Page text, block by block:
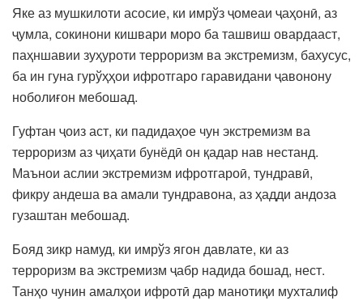
Яке аз мушкилоти асосие, ки имрўз ҷомеаи ҷаҳонӣ, аз
ҷумла, сокинони кишвари моро ба ташвиш овардааст,
паҳншавии зуҳуроти терроризм ва экстремизм, бахусус,
ба ин гуна гурўҳҳои ифротгаро гаравидани ҷавонону
ноболиғон мебошад.
Гуфтан ҷоиз аст, ки падидаҳое чун экстремизм ва
терроризм аз ҷиҳати бунёдӣ он қадар нав нестанд.
Маънои аслии экстремизм ифротгароӣ, тундравӣ,
фикру андеша ва амали тундравона, аз ҳадди андоза
гузаштан мебошад.
Бояд зикр намуд, ки имрўз ягон давлате, ки аз
терроризм ва экстремизм ҷабр надида бошад, нест.
Танҳо чунин амалҳои ифротӣ дар манотиқи мухталиф